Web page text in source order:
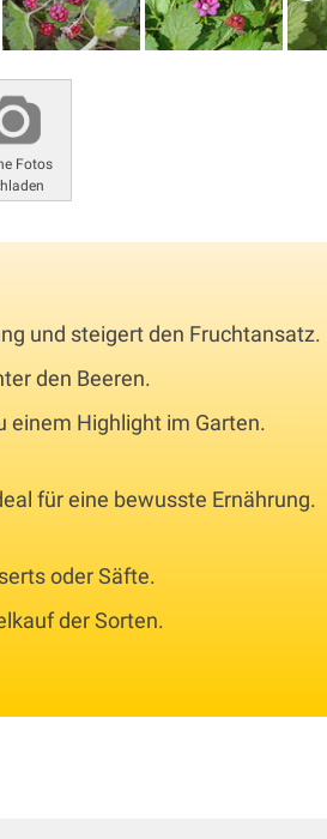
Fotos
und steigert den Fruchtansatz.
den Beeren.
einem Highlight im Garten.
für eine bewusste Ernährung.
oder Säfte.
der Sorten.